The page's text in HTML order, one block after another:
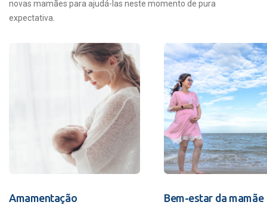
novas mamães para ajudá-las neste momento de pura
expectativa.
Amamentação Bem-estar da mamãe